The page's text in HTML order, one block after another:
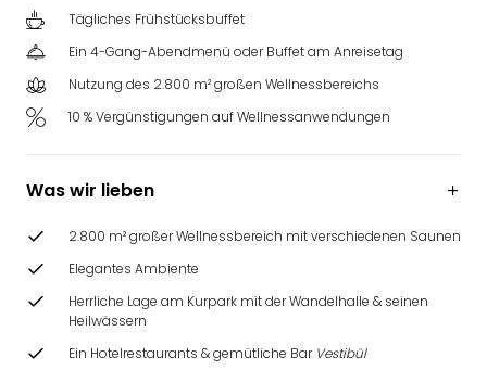
Tägliches Frühstücksbuffet
Ein 4-Gang-Abendmenü oder Buffet am Anreisetag
Nutzung des 2.800 m² großen Wellnessbereichs
10 % Vergünstigungen auf Wellnessanwendungen
Was wir lieben
2.800 m² großer Wellnessbereich mit verschiedenen Saunen
Elegantes Ambiente
Herrliche Lage am Kurpark mit der Wandelhalle & seinen
Heilwässern
Ein Hotelrestaurants & gemütliche Bar Vestibül